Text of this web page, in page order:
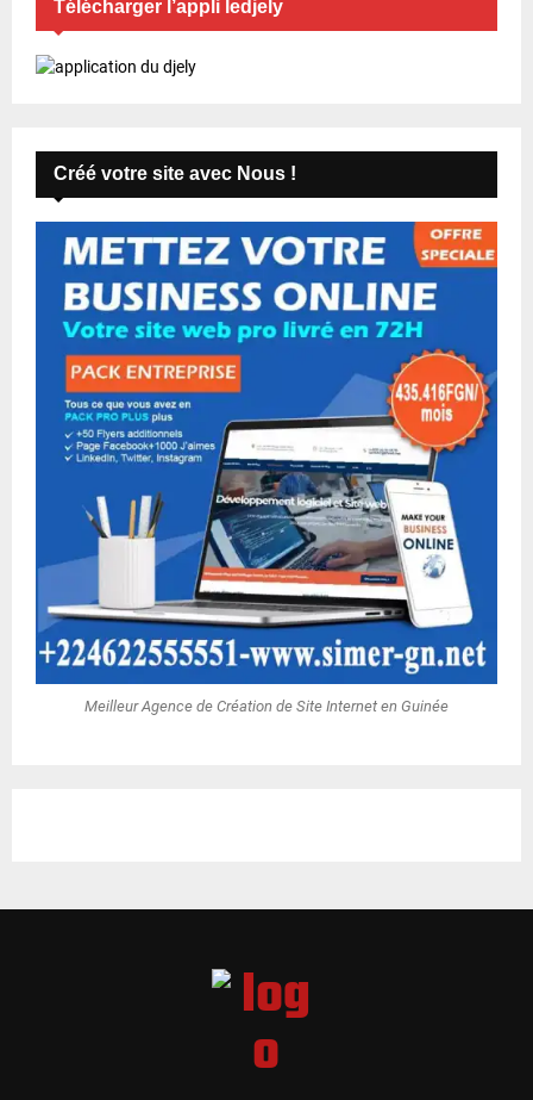
Télécharger l’appli ledjely
Créé votre site avec Nous !
Meilleur Agence de Création de Site Internet en Guinée